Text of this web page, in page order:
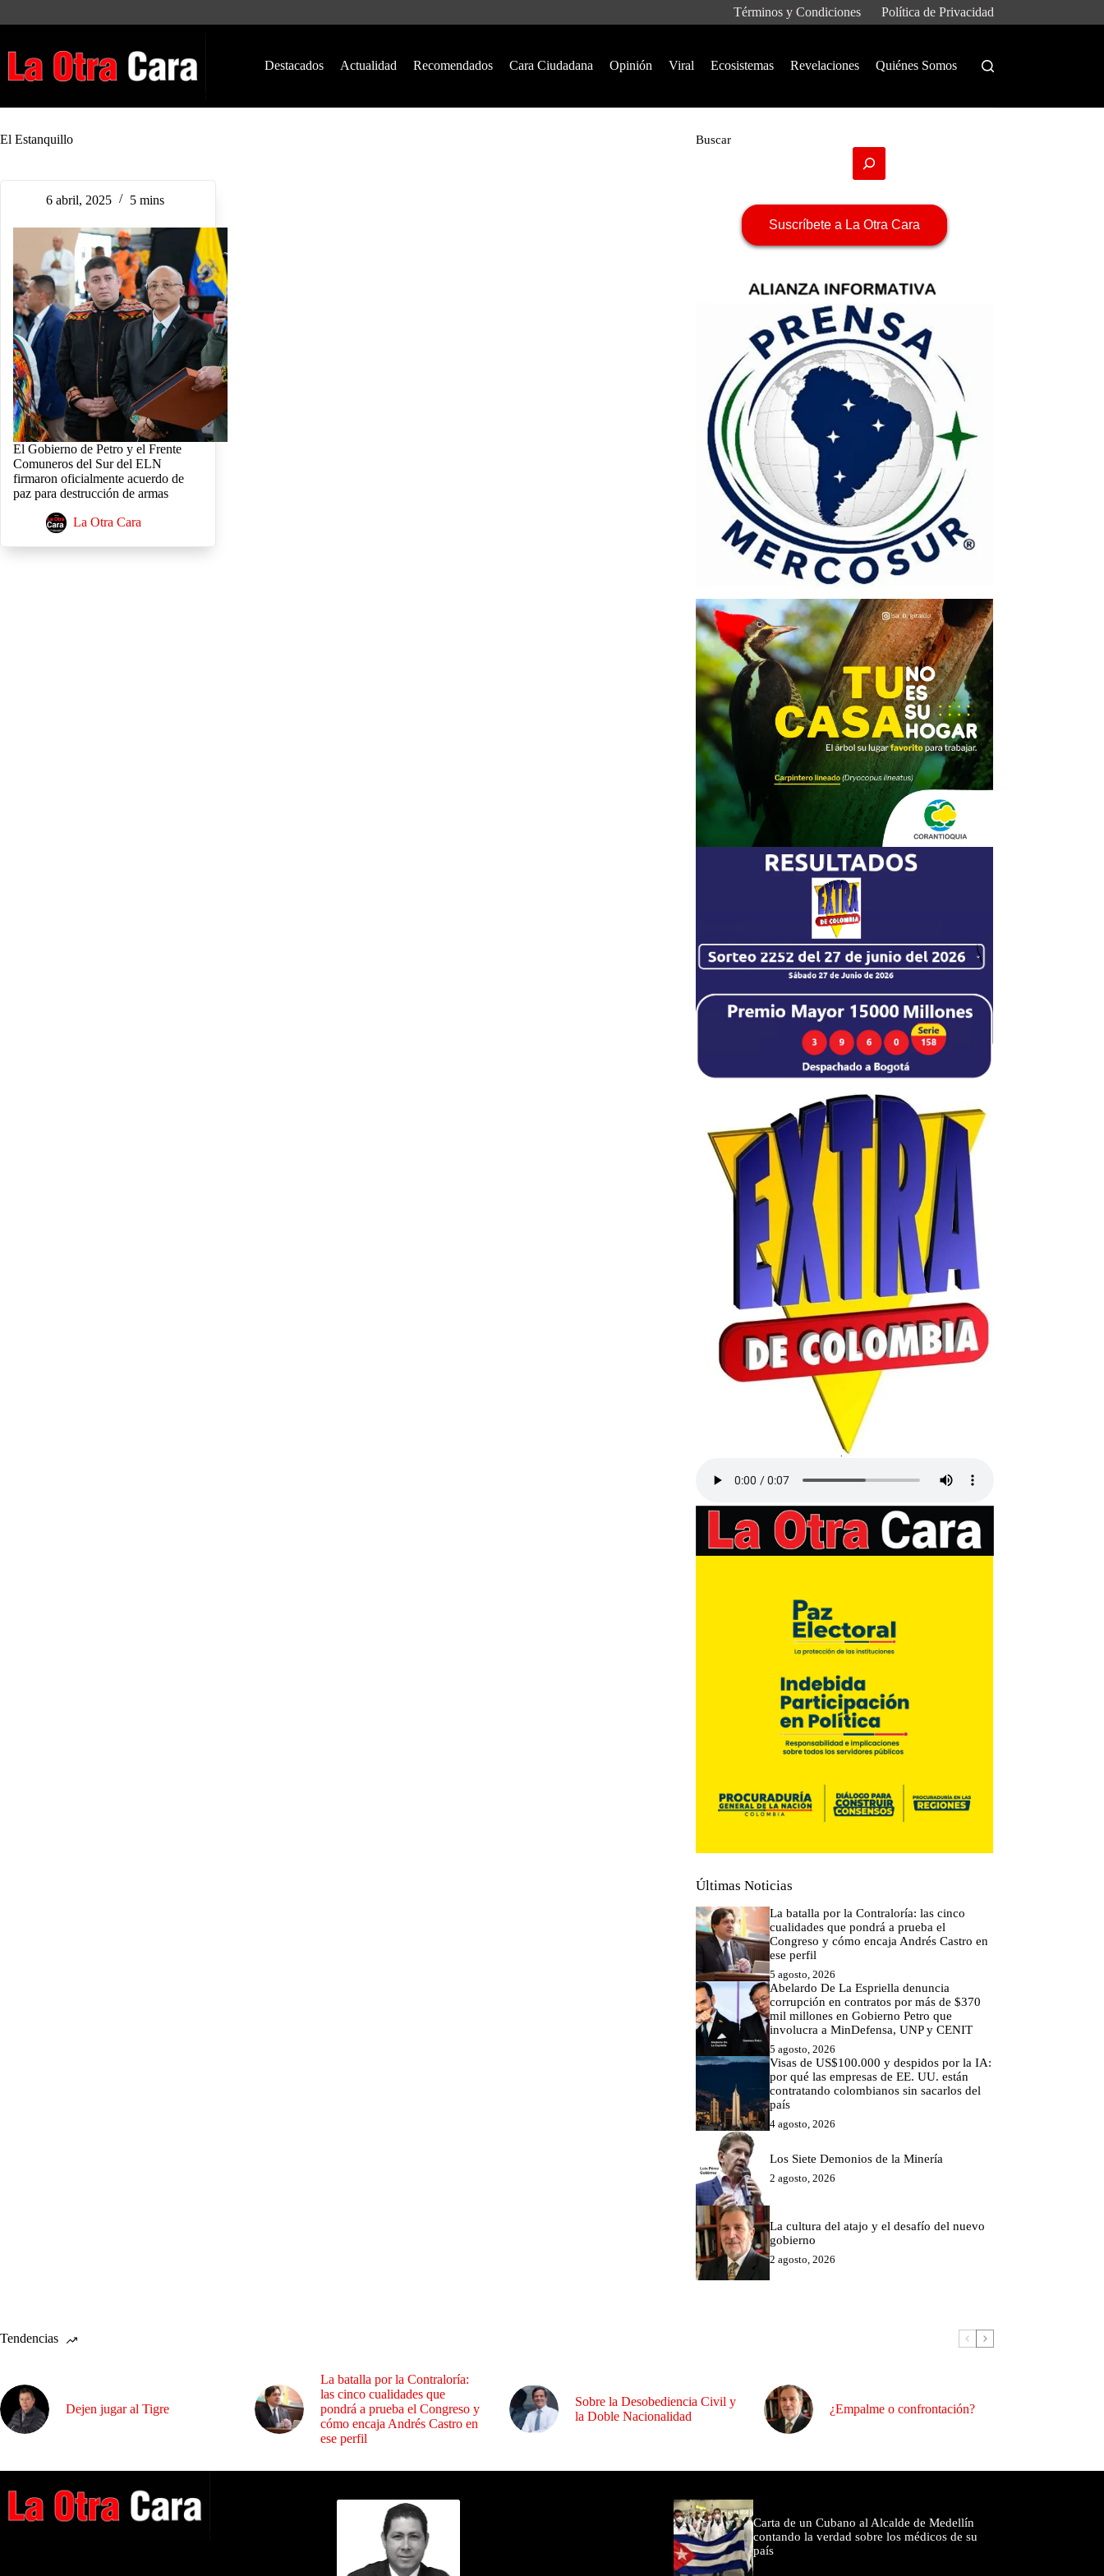
Términos y Condiciones Política de Privacidad
Destacados Actualidad Recomendados Cara Ciudadana Opinión Viral Ecosistemas Revelaciones Quiénes Somos
El Estanquillo
6 abril, 2025 5 mins
El Gobierno de Petro y el Frente
Comuneros del Sur del ELN
firmaron oficialmente acuerdo de
paz para destrucción de armas
La Otra Cara
Buscar
Suscríbete a La Otra Cara
Últimas Noticias
La batalla por la Contraloría: las cinco
cualidades que pondrá a prueba el
Congreso y cómo encaja Andrés Castro en
ese perfil
5 agosto, 2026
Abelardo De La Espriella denuncia
corrupción en contratos por más de $370
mil millones en Gobierno Petro que
involucra a MinDefensa, UNP y CENIT
5 agosto, 2026
Visas de US$100.000 y despidos por la IA:
por qué las empresas de EE. UU. están
contratando colombianos sin sacarlos del
país
4 agosto, 2026
Los Siete Demonios de la Minería
2 agosto, 2026
La cultura del atajo y el desafío del nuevo
gobierno
2 agosto, 2026
Tendencias
Dejen jugar al Tigre
La batalla por la Contraloría:
las cinco cualidades que
pondrá a prueba el Congreso y
cómo encaja Andrés Castro en
ese perfil
Sobre la Desobediencia Civil y
la Doble Nacionalidad
¿Empalme o confrontación?
Carta de un Cubano al Alcalde de Medellín
contando la verdad sobre los médicos de su
país